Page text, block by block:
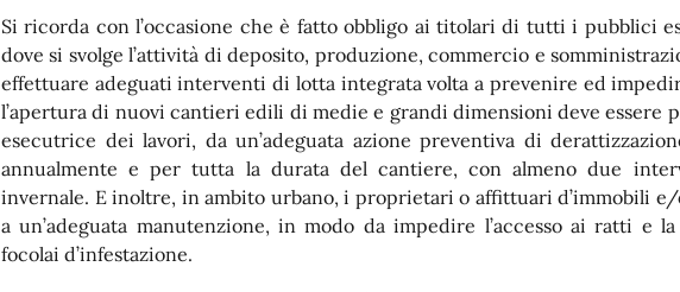
Si ricorda con l’occasione che è fatto obbligo ai titolari di tutti i pubblici
dove si svolge l’attività di deposito, produzione, commercio e
effettuare adeguati interventi di lotta integrata volta a prevenire ed
l’apertura di nuovi cantieri edili di medie e grandi dimensioni deve essere
esecutrice dei lavori, da un’adeguata azione preventiva di
annualmente e per tutta la durata del cantiere, con almeno due
invernale. E inoltre, in ambito urbano, i proprietari o affittuari d’immobili
a un’adeguata manutenzione, in modo da impedire l’accesso ai ratti e
focolai d’infestazione.